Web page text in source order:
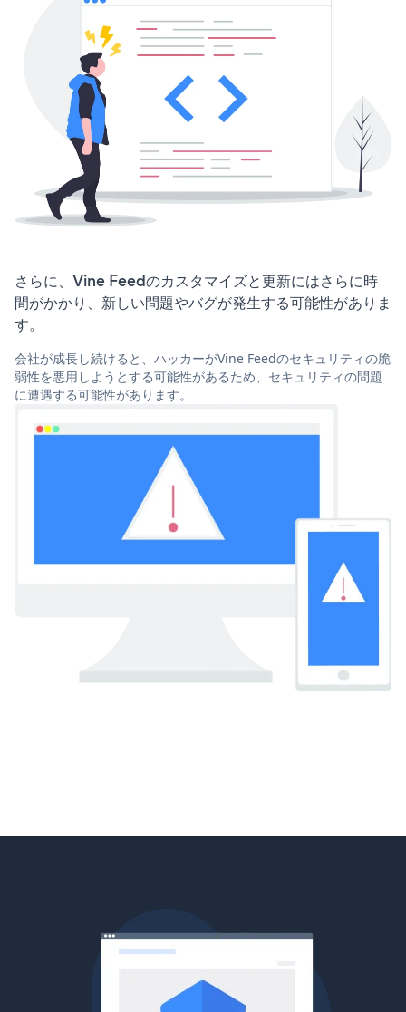
さらに、Vine Feedのカスタマイズと更新にはさらに時
間がかかり、新しい問題やバグが発生する可能性がありま
す。
会社が成長し続けると、ハッカーがVine Feedのセキュリティの脆
弱性を悪用しようとする可能性があるため、セキュリティの問題
に遭遇する可能性があります。